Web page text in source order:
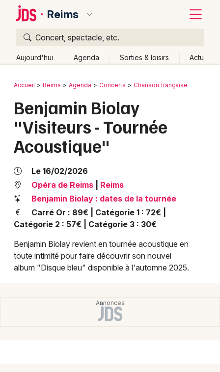
Reims
Concert, spectacle, etc.
Aujourd'hui Agenda Sorties & loisirs Actu
Publier un événement
Grands événements
Activité & Expérience
Manifestations
Foires & salons
Spectacles
Concerts
Bordeaux
Colmar
Lille
Marseille
Mulhouse
Montpellier
Nantes
Nice
Retour
Accueil Reims Agenda Concerts Chanson française
Benjamin Biolay
"Visiteurs - Tournée
Acoustique"
Le 16/02/2026
Opéra de Reims
Reims
Benjamin Biolay : dates de la tournée
Carré Or : 89€ | Catégorie 1 : 72€ |
Catégorie 2 : 57€ | Catégorie 3 : 30€
Benjamin Biolay revient en tournée acoustique en
toute intimité pour faire découvrir son nouvel
album "Disque bleu" disponible à l'automne 2025.
Quoi ?
Où ?
Partout
Près de moi Changer de lieu
Quand ?
Effacer les dates
Aujourd'hui
Demain Ce week-end